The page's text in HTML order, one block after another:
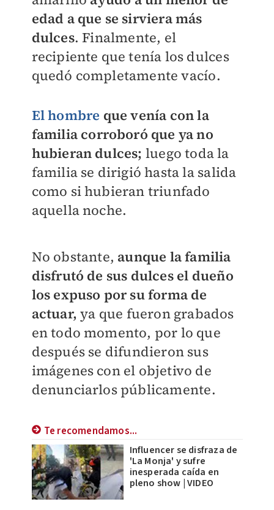
edad a que se sirviera más
dulces. Finalmente, el
recipiente que tenía los dulces
quedó completamente vacío.
El hombre que venía con la
familia corroboró que ya no
hubieran dulces; luego toda la
familia se dirigió hasta la salida
como si hubieran triunfado
aquella noche.
No obstante, aunque la familia
disfrutó de sus dulces el dueño
los expuso por su forma de
actuar, ya que fueron grabados
en todo momento, por lo que
después se difundieron sus
imágenes con el objetivo de
denunciarlos públicamente.
Te recomendamos...
Influencer se disfraza de
'La Monja' y sufre
inesperada caída en
pleno show | VIDEO